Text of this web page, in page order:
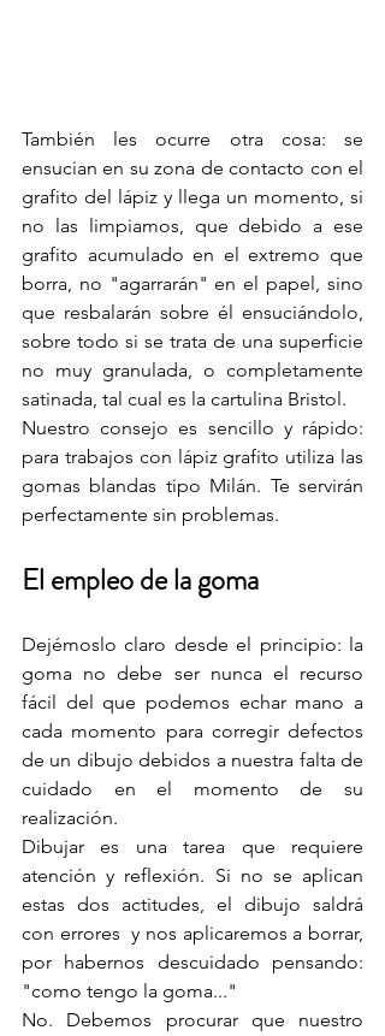
También les ocurre otra cosa: se
ensucian en su zona de contacto con el
grafito del lápiz y llega un momento, si
no las limpiamos, que debido a ese
grafito acumulado en el extremo que
borra, no "agarrarán" en el papel, sino
que resbalarán sobre él ensuciándolo,
sobre todo si se trata de una superficie
no muy granulada, o completamente
satinada, tal cual es la cartulina Bristol.
Nuestro consejo es sencillo y rápido:
para trabajos con lápiz grafito utiliza las
gomas blandas tipo Milán. Te servirán
perfectamente sin problemas.
El empleo de la goma
Dejémoslo claro desde el principio: la
goma no debe ser nunca el recurso
fácil del que podemos echar mano a
cada momento para corregir defectos
de un dibujo debidos a nuestra falta de
cuidado en el momento de su
realización.
Dibujar es una tarea que requiere
atención y reflexión. Si no se aplican
estas dos actitudes, el dibujo saldrá
con errores  y nos aplicaremos a borrar,
por habernos descuidado pensando:
"como tengo la goma..."
No. Debemos procurar que nuestro